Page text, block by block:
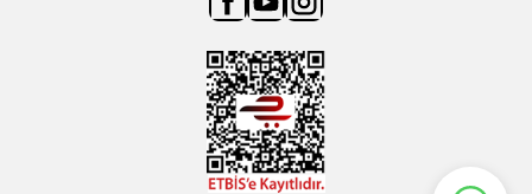
Facebook
YoutubeInstagram